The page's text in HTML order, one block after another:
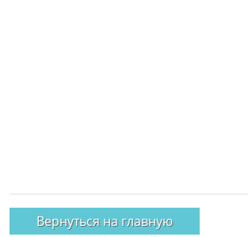
Вернуться на главную